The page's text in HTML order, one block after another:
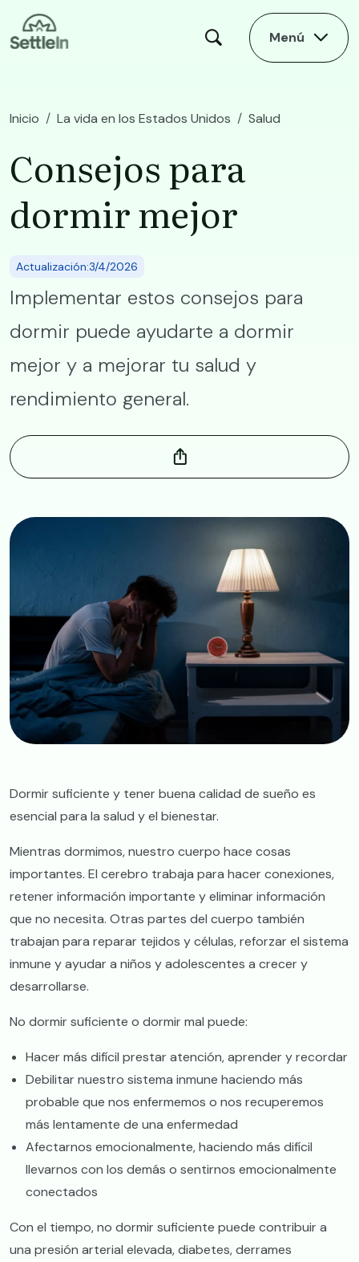
Skip to main content
Menú
Inicio La vida en los Estados Unidos
Salud
Consejos para
dormir mejor
Actualización:3/4/2026
Implementar estos consejos para
dormir puede ayudarte a dormir
mejor y a mejorar tu salud y
rendimiento general.
Image
Dormir suficiente y tener buena calidad de sueño es
esencial para la salud y el bienestar.
Mientras dormimos, nuestro cuerpo hace cosas
importantes. El cerebro trabaja para hacer conexiones,
retener información importante y eliminar información
que no necesita. Otras partes del cuerpo también
trabajan para reparar tejidos y células, reforzar el sistema
inmune y ayudar a niños y adolescentes a crecer y
desarrollarse.
No dormir suficiente o dormir mal puede:
Hacer más difícil prestar atención, aprender y recordar
Debilitar nuestro sistema inmune haciendo más
probable que nos enfermemos o nos recuperemos
más lentamente de una enfermedad
Afectarnos emocionalmente, haciendo más difícil
llevarnos con los demás o sentirnos emocionalmente
conectados
Con el tiempo, no dormir suficiente puede contribuir a
una presión arterial elevada, diabetes, derrames